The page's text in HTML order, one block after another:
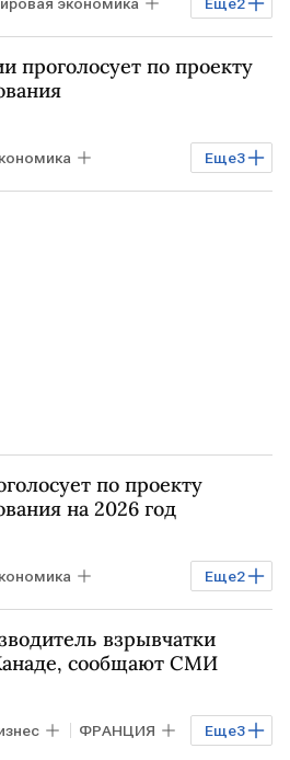
Макрон
проголосует по проекту
Еще3
Макрон
по проекту
на 2026 год
Еще2
ФРАНЦИЯ
взрывчатки
сообщают СМИ
Еще3
ФРАНЦИЯ